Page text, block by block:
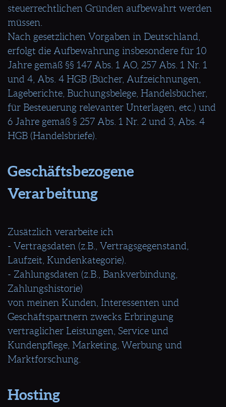
steuerrechtlichen Gründen aufbewahrt werden
müssen.
Nach gesetzlichen Vorgaben in Deutschland,
erfolgt die Aufbewahrung insbesondere für 10
Jahre gemäß §§ 147 Abs. 1 AO, 257 Abs. 1 Nr. 1
und 4, Abs. 4 HGB (Bücher, Aufzeichnungen,
Lageberichte, Buchungsbelege, Handelsbücher,
für Besteuerung relevanter Unterlagen, etc.) und
6 Jahre gemäß § 257 Abs. 1 Nr. 2 und 3, Abs. 4
HGB (Handelsbriefe).
Geschäftsbezogene
Verarbeitung
Zusätzlich verarbeite ich
- Vertragsdaten (z.B., Vertragsgegenstand,
Laufzeit, Kundenkategorie).
- Zahlungsdaten (z.B., Bankverbindung,
Zahlungshistorie)
von meinen Kunden, Interessenten und
Geschäftspartnern zwecks Erbringung
vertraglicher Leistungen, Service und
Kundenpflege, Marketing, Werbung und
Marktforschung.
Hosting